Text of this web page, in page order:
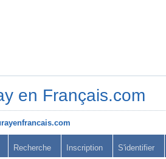
en Français.com
Recherche Inscription S'identifier